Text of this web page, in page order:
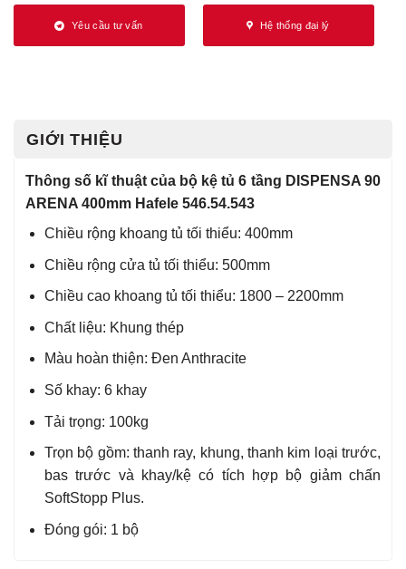
Yêu cầu tư vấn Hệ thống đại lý
GIỚI THIỆU
Thông số kĩ thuật của bộ kệ tủ 6 tầng DISPENSA 90
ARENA 400mm Hafele 546.54.543
Chiều rộng khoang tủ tối thiểu: 400mm
Chiều rộng cửa tủ tối thiểu: 500mm
Chiều cao khoang tủ tối thiểu: 1800 – 2200mm
Chất liệu: Khung thép
Màu hoàn thiện: Đen Anthracite
Số khay: 6 khay
Tải trọng: 100kg
Trọn bộ gồm: thanh ray, khung, thanh kim loại trước,
bas trước và khay/kệ có tích hợp bộ giảm chấn
SoftStopp Plus.
Đóng gói: 1 bộ